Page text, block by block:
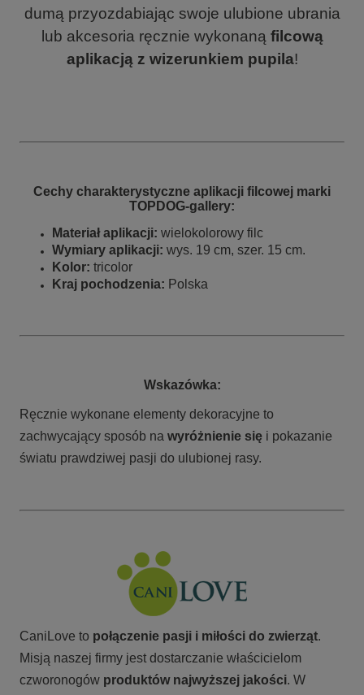
dumą przyozdabiając swoje ulubione ubrania
lub akcesoria ręcznie wykonaną filcową
aplikacją z wizerunkiem pupila!
Cechy charakterystyczne aplikacji filcowej marki
TOPDOG-gallery:
Materiał aplikacji: wielokolorowy filc
Wymiary aplikacji: wys. 19 cm, szer. 15 cm.
Kolor: tricolor
Kraj pochodzenia: Polska
Wskazówka:
Ręcznie wykonane elementy dekoracyjne to
zachwycający sposób na wyróżnienie się i pokazanie
światu prawdziwej pasji do ulubionej rasy.
CaniLove to połączenie pasji i miłości do zwierząt.
Misją naszej firmy jest dostarczanie właścicielom
czworonogów produktów najwyższej jakości. W